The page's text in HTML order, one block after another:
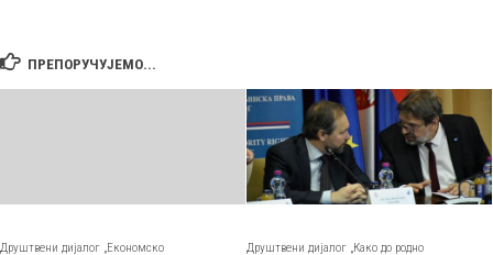
ПРЕПОРУЧУЈЕМО...
Друштвени дијалог „Економско Друштвени дијалог „Како до родно